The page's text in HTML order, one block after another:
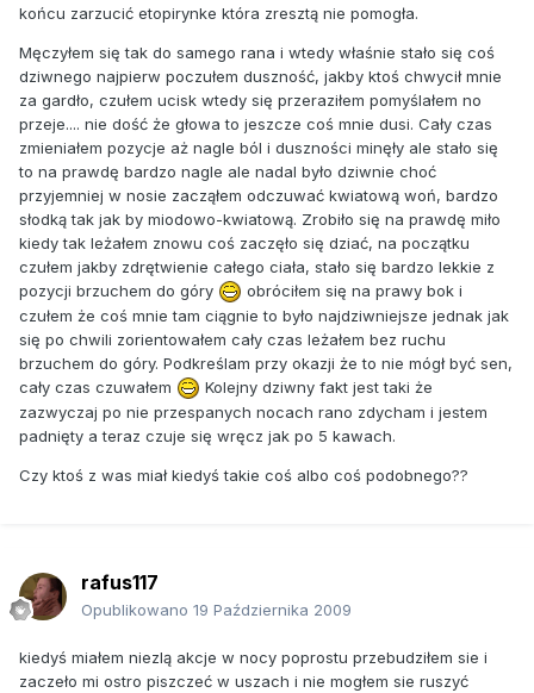
końcu zarzucić etopirynke która zresztą nie pomogła.
Męczyłem się tak do samego rana i wtedy właśnie stało się coś
dziwnego najpierw poczułem duszność, jakby ktoś chwycił mnie
za gardło, czułem ucisk wtedy się przeraziłem pomyślałem no
przeje.... nie dość że głowa to jeszcze coś mnie dusi. Cały czas
zmieniałem pozycje aż nagle ból i duszności minęły ale stało się
to na prawdę bardzo nagle ale nadal było dziwnie choć
przyjemniej w nosie zacząłem odczuwać kwiatową woń, bardzo
słodką tak jak by miodowo-kwiatową. Zrobiło się na prawdę miło
kiedy tak leżałem znowu coś zaczęło się dziać, na początku
czułem jakby zdrętwienie całego ciała, stało się bardzo lekkie z
pozycji brzuchem do góry
obróciłem się na prawy bok i
czułem że coś mnie tam ciągnie to było najdziwniejsze jednak jak
się po chwili zorientowałem cały czas leżałem bez ruchu
brzuchem do góry. Podkreślam przy okazji że to nie mógł być sen,
cały czas czuwałem
Kolejny dziwny fakt jest taki że
zazwyczaj po nie przespanych nocach rano zdycham i jestem
padnięty a teraz czuje się wręcz jak po 5 kawach.
Czy ktoś z was miał kiedyś takie coś albo coś podobnego??
rafus117
Opublikowano 19 Października 2009
kiedyś miałem niezlą akcje w nocy poprostu przebudziłem sie i
zaczeło mi ostro piszczeć w uszach i nie mogłem sie ruszyć